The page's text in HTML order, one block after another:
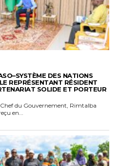
DES NATIONS
REPRÉSENTANT RÉSIDENT
SOLIDE ET PORTEUR
du Gouvernement, Rimtalba
en...